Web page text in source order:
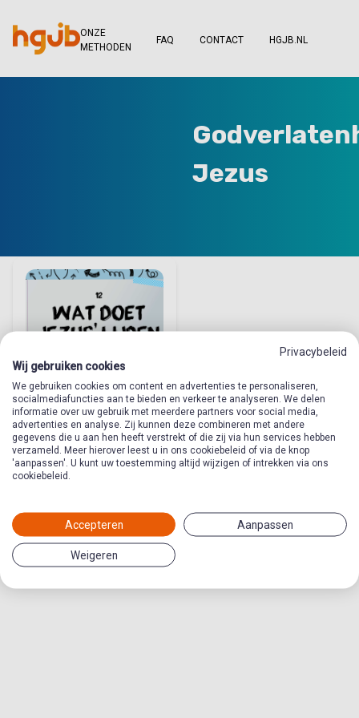
ONZE
METHODEN
FAQ CONTACT HGJB.NL
Jezus
12 - Ik word nooit
door God verlaten
Privacybeleid
Wij gebruiken cookies
We gebruiken cookies om content en advertenties te personaliseren,
socialmediafuncties aan te bieden en verkeer te analyseren. We delen
informatie over uw gebruik met meerdere partners voor social media,
advertenties en analyse. Zij kunnen deze combineren met andere
gegevens die u aan hen heeft verstrekt of die zij via hun services hebben
verzameld. Meer hierover leest u in ons cookiebeleid of via de knop
'aanpassen'. U kunt uw toestemming altijd wijzigen of intrekken via ons
cookiebeleid.
Accepteren Aanpassen
Weigeren